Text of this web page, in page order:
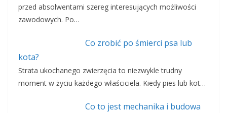
przed absolwentami szereg interesujących możliwości
zawodowych. Po…
Co zrobić po śmierci psa lub
kota?
Strata ukochanego zwierzęcia to niezwykle trudny
moment w życiu każdego właściciela. Kiedy pies lub kot…
Co to jest mechanika i budowa